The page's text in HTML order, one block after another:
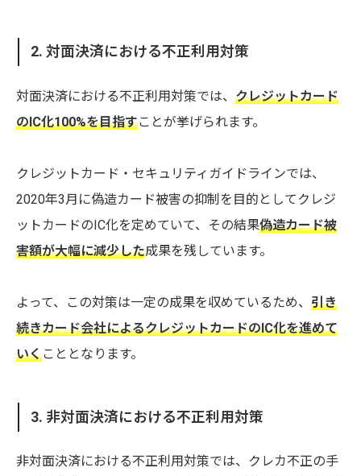
2. 対面決済における不正利用対策
対面決済における不正利用対策では、 クレジットカード
のIC化100%を目指すことが挙げられます。
クレジットカード・セキュリティガイドラインでは、
2020年3月に偽造カード被害の抑制を目的としてクレジ
ットカードのIC化を定めていて、その結果偽造カード被
害額が大幅に減少した成果を残しています。
よって、この対策は一定の成果を収めているため、 引き
続きカード会社によるクレジットカードのIC化を進めて
いくこととなります。
3. 非対面決済における不正利用対策
非対面決済における不正利用対策では、クレカ不正の手